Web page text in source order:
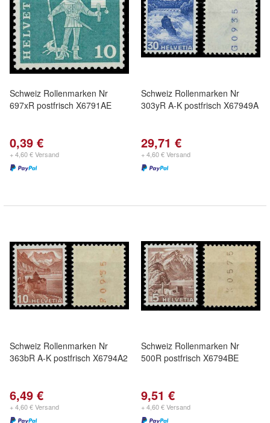
Schweiz Rollenmarken Nr
697xR postfrisch X6791AE
0,39 €
+ 4,60 € Versand
Schweiz Rollenmarken Nr
303yR A-K postfrisch X67949A
29,71 €
+ 4,60 € Versand
Schweiz Rollenmarken Nr
363bR A-K postfrisch X6794A2
6,49 €
+ 4,60 € Versand
Schweiz Rollenmarken Nr
500R postfrisch X6794BE
9,51 €
+ 4,60 € Versand